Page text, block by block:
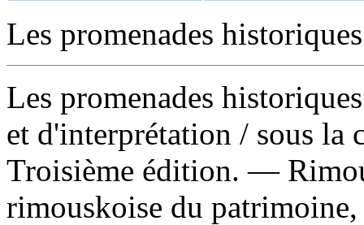
Les promenades
Les promenades
et d'interprétation / sous la
Troisième édition. —
rimouskoise du